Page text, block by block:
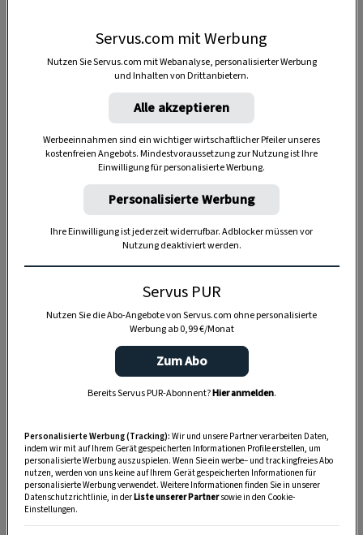
REZEPT
Schoko-Lebkuchentorte
GUTE KÜCHE
Warum uns das Backen jetzt
noch mehr Freude bereitet
Süßer Tannenbaum aus Germteig
Servus.com mit Werbung
Nutzen Sie Servus.com mit Webanalyse, personalisierter Werbung
und Inhalten von Drittanbietern.
Alle akzeptieren
Werbeeinnahmen sind ein wichtiger wirtschaftlicher Pfeiler unseres
kostenfreien Angebots. Mindestvoraussetzung zur Nutzung ist Ihre
Einwilligung für personalisierte Werbung.
Personalisierte Werbung
Ihre Einwilligung ist jederzeit widerrufbar. Adblocker müssen vor
Nutzung deaktiviert werden.
Servus PUR
Nutzen Sie die Abo-Angebote von Servus.com ohne personalisierte
Werbung ab 0,99 €/Monat
Zum Abo
Bereits Servus PUR-Abonnent?Hier anmelden.
Personalisierte Werbung (Tracking): Wir und unsere Partner verarbeiten Daten,
indem wir mit auf Ihrem Gerät gespeicherten Informationen Profile erstellen, um
personalisierte Werbung auszuspielen. Wenn Sie ein werbe– und trackingfreies Abo
nutzen, werden von uns keine auf Ihrem Gerät gespeicherten Informationen für
personalisierte Werbung verwendet. Weitere Informationen finden Sie in unserer
Datenschutzrichtlinie, in derListe unserer Partnersowie in den Cookie-
Einstellungen.